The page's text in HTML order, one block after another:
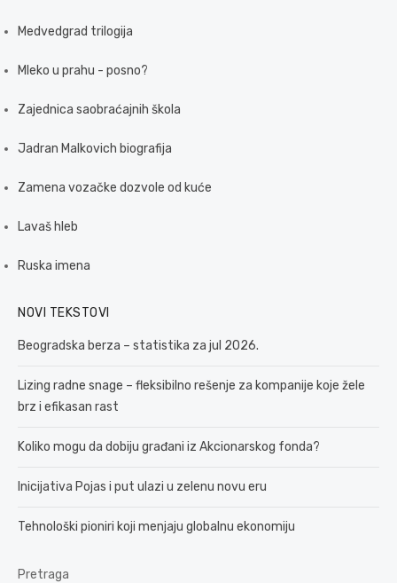
Medvedgrad trilogija
Mleko u prahu - posno?
Zajednica saobraćajnih škola
Jadran Malkovich biografija
Zamena vozačke dozvole od kuće
Lavaš hleb
Ruska imena
NOVI TEKSTOVI
Beogradska berza – statistika za jul 2026.
Lizing radne snage – fleksibilno rešenje za kompanije koje žele
brz i efikasan rast
Koliko mogu da dobiju građani iz Akcionarskog fonda?
Inicijativa Pojas i put ulazi u zelenu novu eru
Tehnološki pioniri koji menjaju globalnu ekonomiju
Pretraga